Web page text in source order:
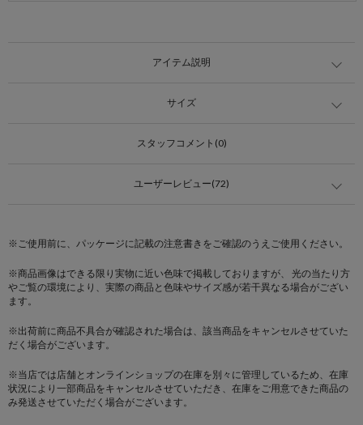
アイテム説明
サイズ
スタッフコメント(0)
ユーザーレビュー(72)
※ご使用前に、パッケージに記載の注意書きをご確認のうえご使用ください。
※商品画像はできる限り実物に近い色味で掲載しておりますが、 光の当たり方
やご覧の環境により、実際の商品と色味やサイズ感が若干異なる場合がござい
ます。
※出荷前に商品不具合が確認された場合は、該当商品をキャンセルさせていた
だく場合がございます。
※当店では店舗とオンラインショップの在庫を別々に管理しているため、在庫
状況により一部商品をキャンセルさせていただき、在庫をご用意できた商品の
み発送させていただく場合がございます。